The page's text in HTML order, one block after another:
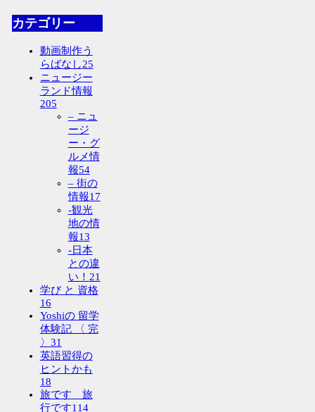
カテゴリー
動画制作う
らばなし25
ニュージー
ランド情報
205
– ニュ
ージ
ー・グ
ルメ情
報54
– 街の
情報17
-観光
地の情
報13
-日本
との違
い！ 21
学び と 資格
16
Yoshiの 留学
体験記 〈 完
〉 31
英語習得の
ヒントかも
18
旅です 旅
行です114